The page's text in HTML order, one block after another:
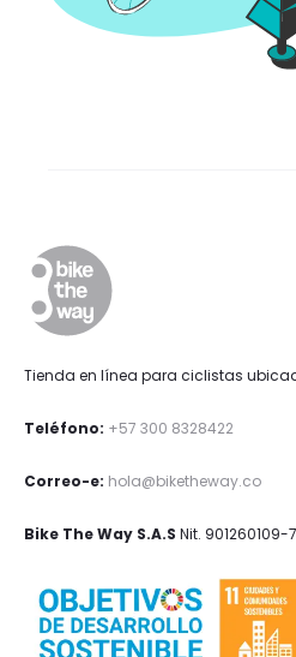
Tienda en línea para ciclistas
Teléfono: +57 300 8328422
Correo-e: hola@biketheway.co
Bike The Way S.A.S Nit. 901260109-7